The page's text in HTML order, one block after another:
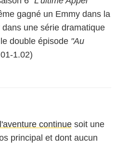
gagné un Emmy dans la
une série dramatique
double épisode "Au
1.02)
continue soit une
principal et dont aucun